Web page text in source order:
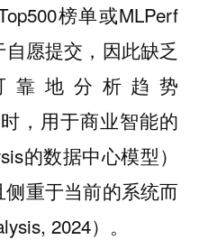
榜单或MLPerf
愿提交，因此缺乏
靠地分析趋势
时，用于商业智能的
的数据中心模型）
重于当前的系统而
2024）。